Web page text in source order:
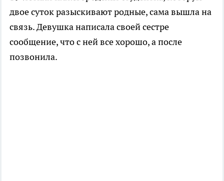
двое суток разыскивают родные, сама вышла на
связь. Девушка написала своей сестре
сообщение, что с ней все хорошо, а после
позвонила.